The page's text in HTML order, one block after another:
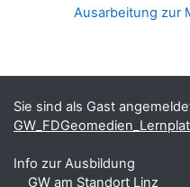
Ausarbeitung zur
Ergänzungsblöcke
Sie sind als Gast
Info zur Ausbildung
GW am Standort Linz